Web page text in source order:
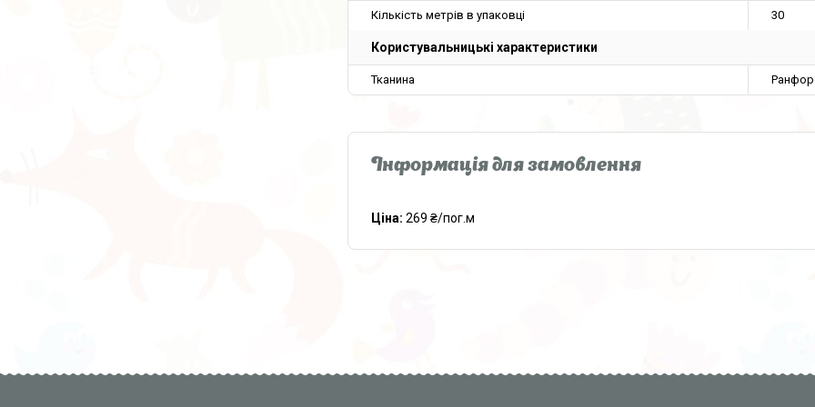
Кількість метрів в упаковці 30
Користувальницькі характеристики
Тканина
Інформація для замовлення
Ціна: 269 ₴/пог.м